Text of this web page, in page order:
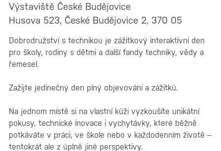
Výstaviště České Budějovice
Husova 523, České Budějovice 2, 370 05
Dobrodružství s technikou je zážitkový interaktivní den
pro školy, rodiny s dětmi a další fandy techniky, vědy a
řemesel.
Zažijte jedinečný den plný objevování a zážitků.
Na jednom místě si na vlastní kůži vyzkoušíte unikátní
pokusy, technické inovace i vychytávky, které běžně
potkáváte v práci, ve škole nebo v každodenním životě –
tentokrát ale z úplně jiné perspektivy.